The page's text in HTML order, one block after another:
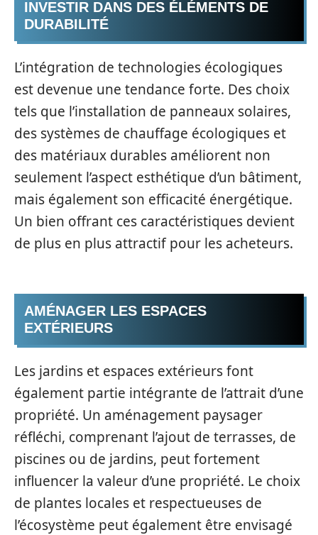
INVESTIR DANS DES ÉLÉMENTS DE
DURABILITÉ
L’intégration de technologies écologiques
est devenue une tendance forte. Des choix
tels que l’installation de panneaux solaires,
des systèmes de chauffage écologiques et
des matériaux durables améliorent non
seulement l’aspect esthétique d’un bâtiment,
mais également son efficacité énergétique.
Un bien offrant ces caractéristiques devient
de plus en plus attractif pour les acheteurs.
AMÉNAGER LES ESPACES
EXTÉRIEURS
Les jardins et espaces extérieurs font
également partie intégrante de l’attrait d’une
propriété. Un aménagement paysager
réfléchi, comprenant l’ajout de terrasses, de
piscines ou de jardins, peut fortement
influencer la valeur d’une propriété. Le choix
de plantes locales et respectueuses de
l’écosystème peut également être envisagé